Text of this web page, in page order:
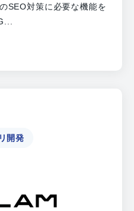
SEO対策に必要な機能を
開発